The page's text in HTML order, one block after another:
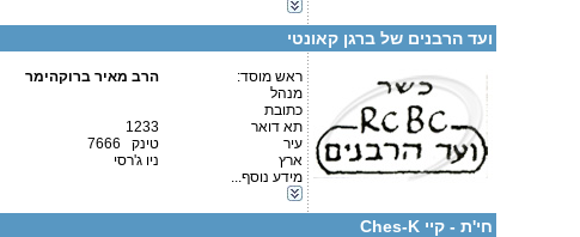
ועד הרבנים של ברגן קאונטי
ראש מוסד:
הרב מאיר ברוקהימר
מנהל
כתובת
תא דואר
1233
עיר
טינק 7666
ארץ
ניו ג'רסי
מידע נוסף...
טלפון 1:
טלפון 2:
פקס
איש קשר:
חי'ת - קיי Ches-K
טלפון 1:
טלפון 2: